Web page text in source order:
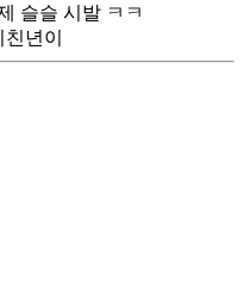
슬슬 시발 ㅋㅋ
년이